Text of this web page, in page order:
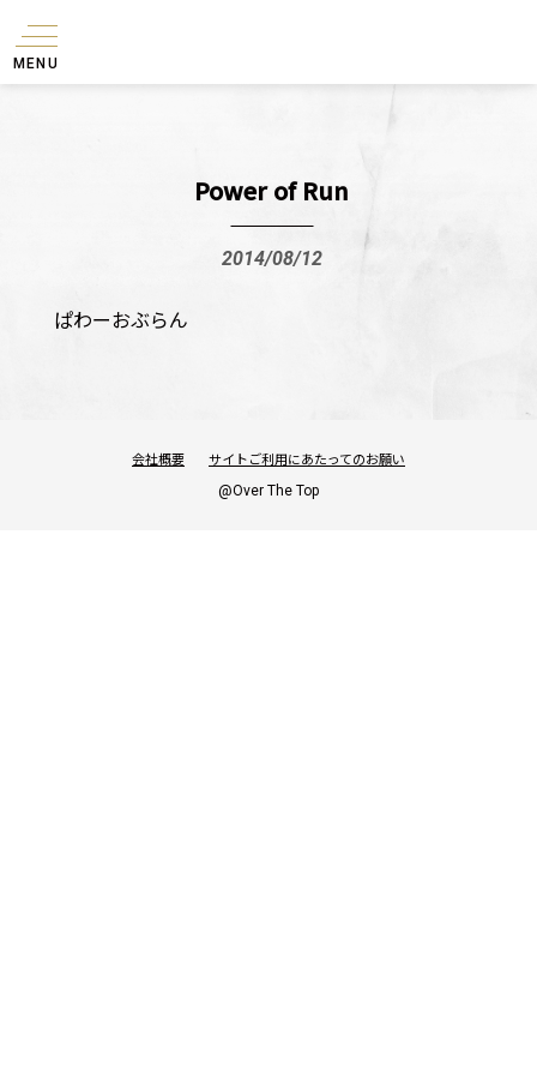
MENU
Power of Run
2014/08/12
ぱわーおぶらん
会社概要 サイトご利用にあたってのお願い
@Over The Top